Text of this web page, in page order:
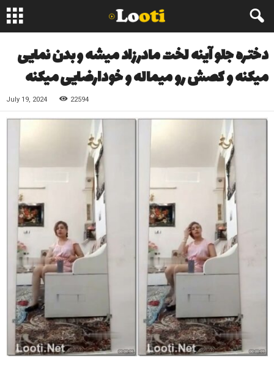
دختره جلو آینه لخت مادرزاد میشه و بدن نمایی
میکنه و کصش رو میماله و خودارضایی میکنه
July 19, 2024 22594